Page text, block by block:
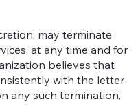
may terminate
at any time and for
believes that
with the letter
any such termination,